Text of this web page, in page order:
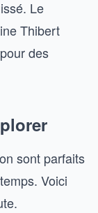
Le
Thibert
des
sont parfaits
Voici